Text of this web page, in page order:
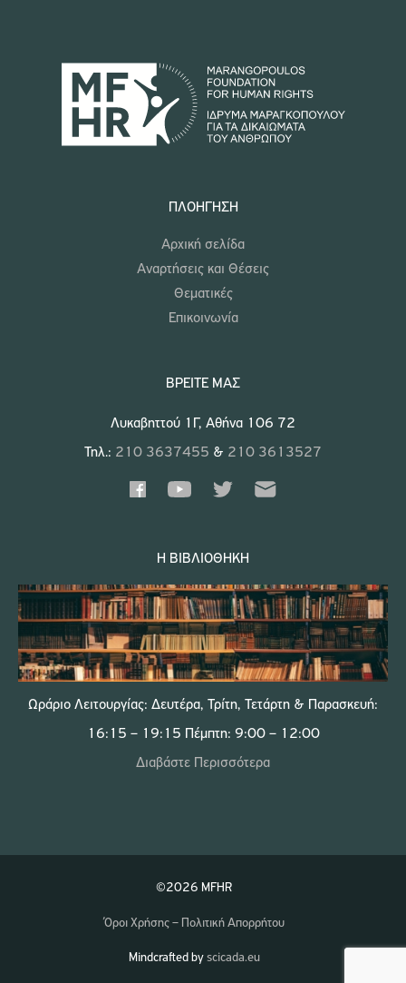
ΠΛΟΉΓΗΣΗ
Αρχική σελίδα
Αναρτήσεις και Θέσεις
Θεματικές
Επικοινωνία
ΒΡΕΊΤΕ ΜΑΣ
Λυκαβηττού 1Γ, Αθήνα 106 72
Τηλ.: 210 3637455 & 210 3613527
Η ΒΙΒΛΙΟΘΉΚΗ
Ωράριο Λειτουργίας: Δευτέρα, Τρίτη, Τετάρτη & Παρασκευή:
16:15 – 19:15 Πέμπτη: 9:00 – 12:00
Διαβάστε Περισσότερα
©2026 MFHR
Όροι Χρήσης – Πολιτική Απορρήτου
Mindcrafted by scicada.eu